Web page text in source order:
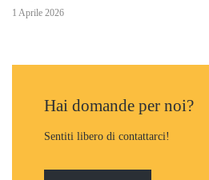
1 Aprile 2026
Hai domande per noi?
Sentiti libero di contattarci!